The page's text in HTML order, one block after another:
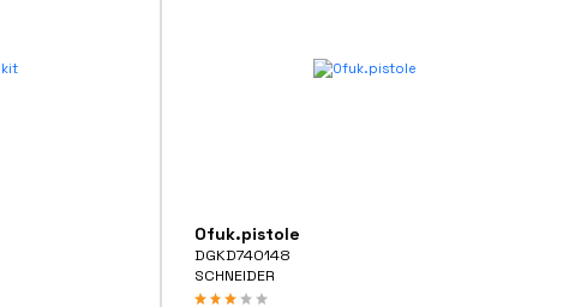
Ofuk.pistole
DGKD740148
SCHNEIDER